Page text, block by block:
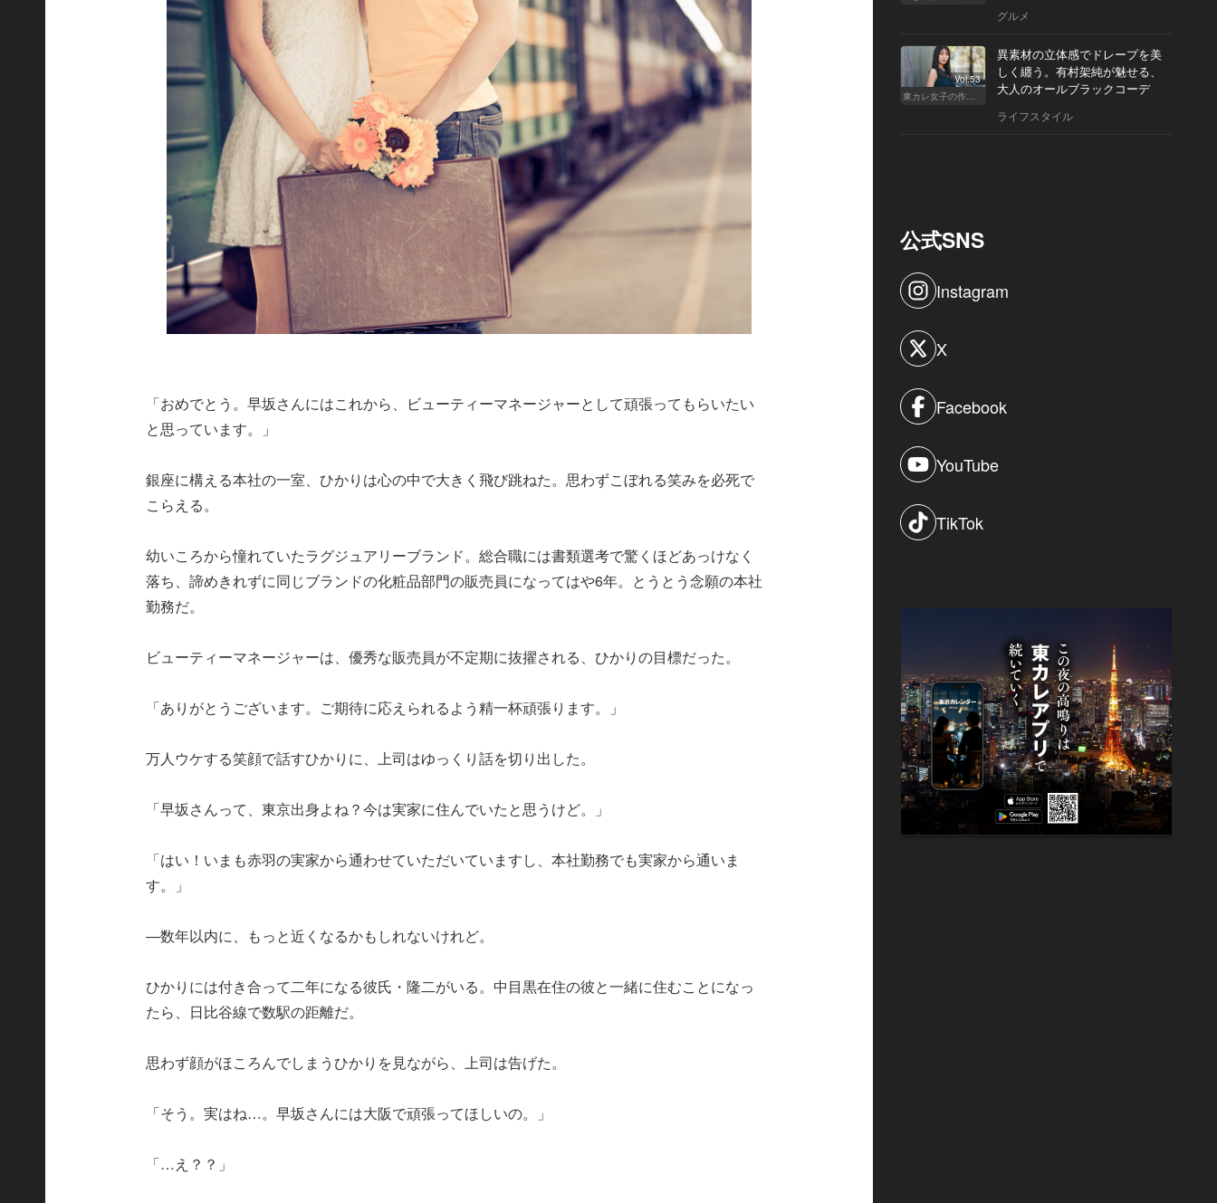
「おめでとう。早坂さんにはこれから、ビューティーマネージャーとして頑張ってもらいたい
と思っています。」
銀座に構える本社の一室、ひかりは心の中で大きく飛び跳ねた。思わずこぼれる笑みを必死で
こらえる。
幼いころから憧れていたラグジュアリーブランド。総合職には書類選考で驚くほどあっけなく
落ち、諦めきれずに同じブランドの化粧品部門の販売員になってはや6年。とうとう念願の本社
勤務だ。
ビューティーマネージャーは、優秀な販売員が不定期に抜擢される、ひかりの目標だった。
「ありがとうございます。ご期待に応えられるよう精一杯頑張ります。」
万人ウケする笑顔で話すひかりに、上司はゆっくり話を切り出した。
「早坂さんって、東京出身よね？今は実家に住んでいたと思うけど。」
「はい！いまも赤羽の実家から通わせていただいていますし、本社勤務でも実家から通いま
す。」
―数年以内に、もっと近くなるかもしれないけれど。
ひかりには付き合って二年になる彼氏・隆二がいる。中目黒在住の彼と一緒に住むことになっ
たら、日比谷線で数駅の距離だ。
思わず顔がほころんでしまうひかりを見ながら、上司は告げた。
「そう。実はね…。早坂さんには大阪で頑張ってほしいの。」
「…え？？」
グルメ
Vol.53
東カレ女子の作り方
異素材の立体感でドレープを美
しく纏う。有村架純が魅せる、
大人のオールブラックコーデ
ライフスタイル
公式SNS
Instagram
X
Facebook
YouTube
TikTok